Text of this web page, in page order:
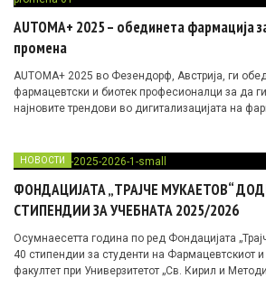
AUTOMA+ 2025 – обединета фармација
промена
AUTOMA+ 2025 во Фезендорф, Австрија, ги
фармацевтски и биотек професионалци за да
најновите трендови во дигитализацијата на
пациент-центричниот пристап кон здравството.
НОВОСТИ
ФОНДАЦИЈАТА „ТРАЈЧЕ МУКАЕТОВ“
СТИПЕНДИИ ЗА УЧЕБНАТА 2025/2026
Осумнаесетта година по ред Фондацијата
40 стипендии за студенти на Фармацевтскиот
факултет при Универзитетот „Св. Кирил и